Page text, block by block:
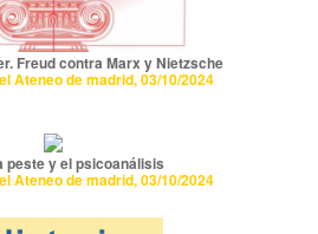
Freud contra Marx y Nietzsche
Ateneo de madrid, 03/10/2024
peste y el psicoanálisis
Ateneo de madrid, 03/10/2024